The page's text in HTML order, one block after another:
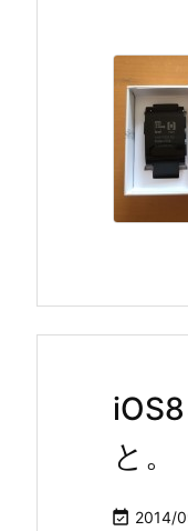
と。
 2014/